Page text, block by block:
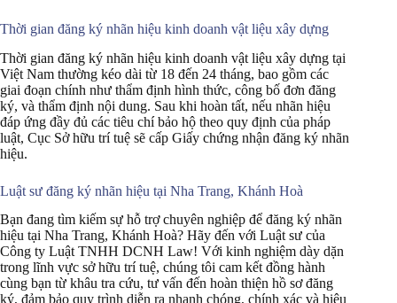
Thời gian đăng ký nhãn hiệu kinh doanh vật liệu xây dựng
Thời gian đăng ký nhãn hiệu kinh doanh vật liệu xây dựng tại
Việt Nam thường kéo dài từ 18 đến 24 tháng, bao gồm các
giai đoạn chính như thẩm định hình thức, công bố đơn đăng
ký, và thẩm định nội dung. Sau khi hoàn tất, nếu nhãn hiệu
đáp ứng đầy đủ các tiêu chí bảo hộ theo quy định của pháp
luật, Cục Sở hữu trí tuệ sẽ cấp Giấy chứng nhận đăng ký nhãn
hiệu.
Luật sư đăng ký nhãn hiệu tại Nha Trang, Khánh Hoà
Bạn đang tìm kiếm sự hỗ trợ chuyên nghiệp để đăng ký nhãn
hiệu tại Nha Trang, Khánh Hoà? Hãy đến với Luật sư của
Công ty Luật TNHH DCNH Law! Với kinh nghiệm dày dặn
trong lĩnh vực sở hữu trí tuệ, chúng tôi cam kết đồng hành
cùng bạn từ khâu tra cứu, tư vấn đến hoàn thiện hồ sơ đăng
ký, đảm bảo quy trình diễn ra nhanh chóng, chính xác và hiệu